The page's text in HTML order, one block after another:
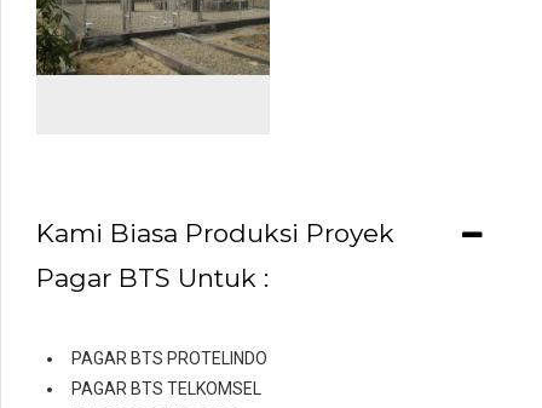
Kami Biasa Produksi Proyek
Pagar BTS Untuk :
PAGAR BTS PROTELINDO
PAGAR BTS TELKOMSEL